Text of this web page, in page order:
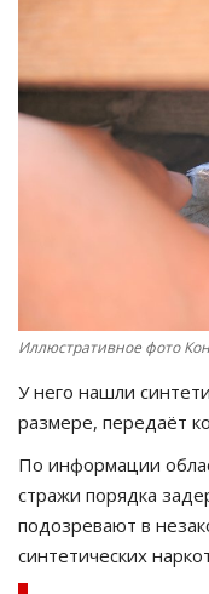
СПЕЦПРОЕКТЫ
Курултай
Язык
Иллюстративное фото
У него нашли
размере, передаёт
По информации
стражи порядка
подозревают в
синтетических